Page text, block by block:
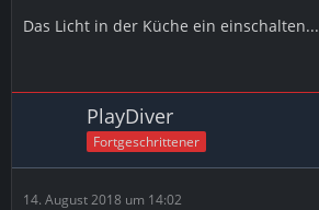
Das Licht in der Küche ein einschalten...
PlayDiver
Fortgeschrittener
14. August 2018 um 14:02